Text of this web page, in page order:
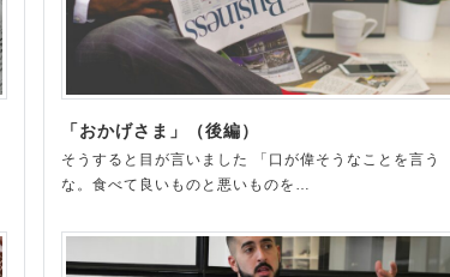
「おかげさま」（後編）
そうすると目が言いました 「口が偉そうなことを言う
な。食べて良いものと悪いものを…